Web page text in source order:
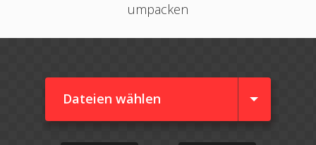
umpacken
Dateien wählen